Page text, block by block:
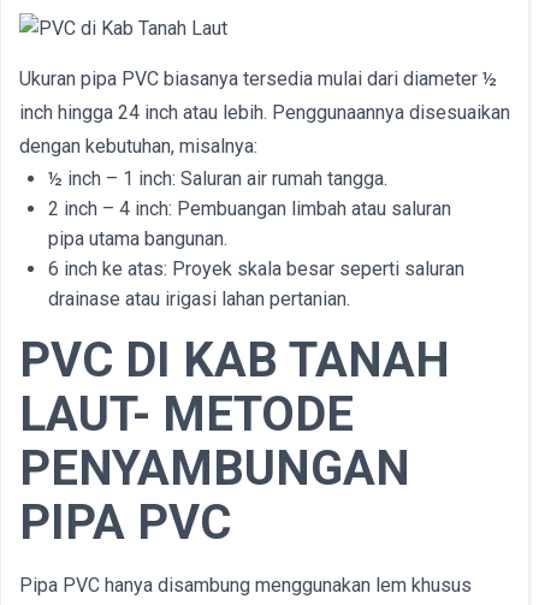
Ukuran pipa PVC biasanya tersedia mulai dari diameter ½
inch hingga 24 inch atau lebih. Penggunaannya disesuaikan
dengan kebutuhan, misalnya:
½ inch – 1 inch: Saluran air rumah tangga.
2 inch – 4 inch: Pembuangan limbah atau saluran
pipa utama bangunan.
6 inch ke atas: Proyek skala besar seperti saluran
drainase atau irigasi lahan pertanian.
PVC DI KAB TANAH
LAUT- METODE
PENYAMBUNGAN
PIPA PVC
Pipa PVC hanya disambung menggunakan lem khusus